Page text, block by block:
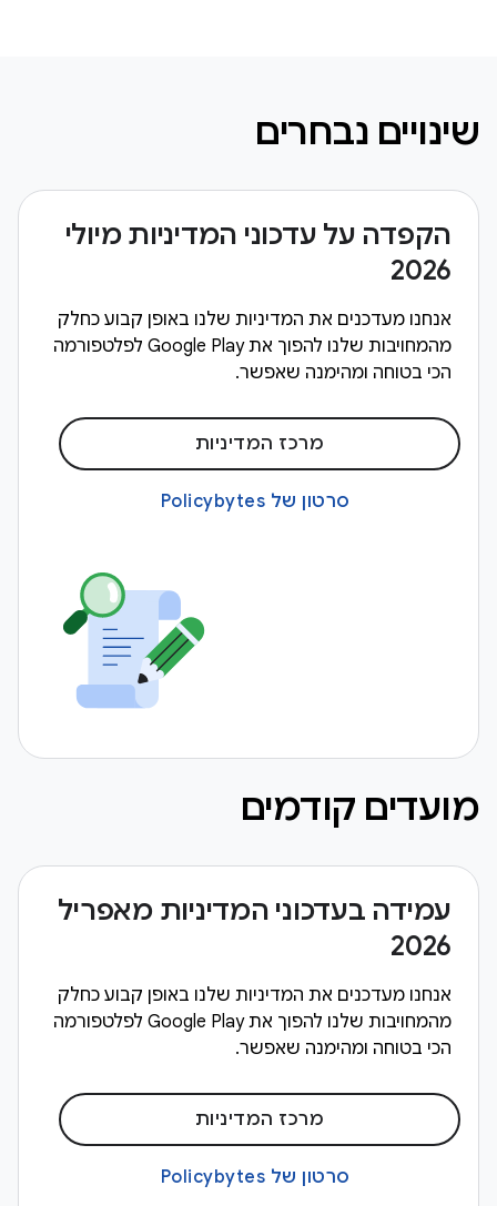
שינויים נבחרים
הקפדה על עדכוני המדיניות מיולי
2026
אנחנו מעדכנים את המדיניות שלנו באופן קבוע כחלק
מהמחויבות שלנו להפוך את Google Play לפלטפורמה
הכי בטוחה ומהימנה שאפשר.
מרכז המדיניות
סרטון של Policybytes
מועדים קודמים
עמידה בעדכוני המדיניות מאפריל
2026
אנחנו מעדכנים את המדיניות שלנו באופן קבוע כחלק
מהמחויבות שלנו להפוך את Google Play לפלטפורמה
הכי בטוחה ומהימנה שאפשר.
מרכז המדיניות
סרטון של Policybytes